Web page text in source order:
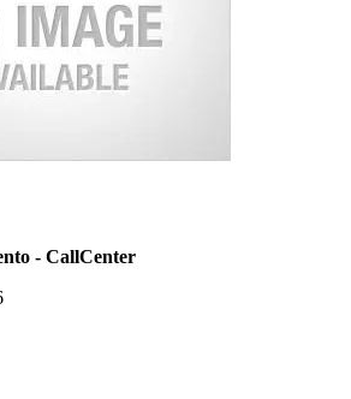
- CallCenter